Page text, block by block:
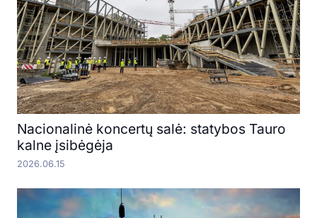
Nacionalinė koncertų salė: statybos Tauro
kalne įsibėgėja
2026.06.15